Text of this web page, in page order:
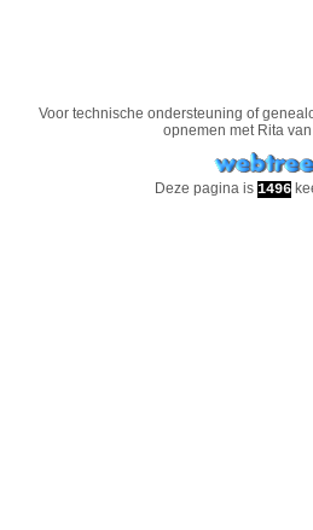
Voor technische ondersteuning of
opnemen met Rita
Deze pagina is 1496